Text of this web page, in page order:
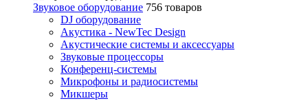
Звуковое оборудование 756 товаров
DJ оборудование
Акустика - NewTec Design
Акустические системы и аксессуары
Звуковые процессоры
Конференц-системы
Микрофоны и радиосистемы
Микшеры